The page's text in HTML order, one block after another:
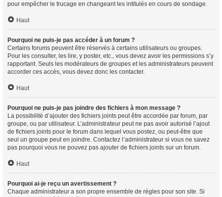
pour empêcher le trucage en changeant les intitulés en cours de sondage.
Haut
Pourquoi ne puis-je pas accéder à un forum ?
Certains forums peuvent être réservés à certains utilisateurs ou groupes.
Pour les consulter, les lire, y poster, etc., vous devez avoir les permissions s’y
rapportant. Seuls les modérateurs de groupes et les administrateurs peuvent
accorder ces accès, vous devez donc les contacter.
Haut
Pourquoi ne puis-je pas joindre des fichiers à mon message ?
La possibilité d’ajouter des fichiers joints peut être accordée par forum, par
groupe, ou par utilisateur. L’administrateur peut ne pas avoir autorisé l’ajout
de fichiers joints pour le forum dans lequel vous postez, ou peut-être que
seul un groupe peut en joindre. Contactez l’administrateur si vous ne savez
pas pourquoi vous ne pouvez pas ajouter de fichiers joints sur un forum.
Haut
Pourquoi ai-je reçu un avertissement ?
Chaque administrateur a son propre ensemble de règles pour son site. Si